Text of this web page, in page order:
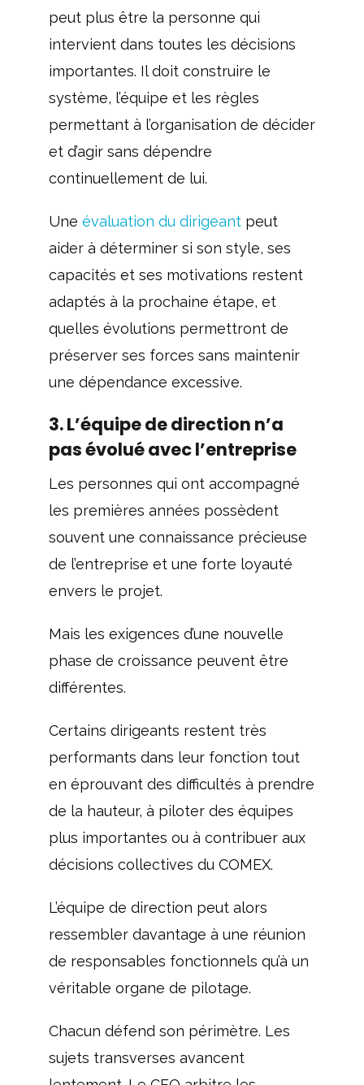
peut plus être la personne qui
intervient dans toutes les décisions
importantes. Il doit construire le
système, l’équipe et les règles
permettant à l’organisation de décider
et d’agir sans dépendre
continuellement de lui.
Une évaluation du dirigeantpeut
aider à déterminer si son style, ses
capacités et ses motivations restent
adaptés à la prochaine étape, et
quelles évolutions permettront de
préserver ses forces sans maintenir
une dépendance excessive.
3. L’équipe de direction n’a
pas évolué avec l’entreprise
Les personnes qui ont accompagné
les premières années possèdent
souvent une connaissance précieuse
de l’entreprise et une forte loyauté
envers le projet.
Mais les exigences d’une nouvelle
phase de croissance peuvent être
différentes.
Certains dirigeants restent très
performants dans leur fonction tout
en éprouvant des difficultés à prendre
de la hauteur, à piloter des équipes
plus importantes ou à contribuer aux
décisions collectives du COMEX.
L’équipe de direction peut alors
ressembler davantage à une réunion
de responsables fonctionnels qu’à un
véritable organe de pilotage.
Chacun défend son périmètre. Les
sujets transverses avancent